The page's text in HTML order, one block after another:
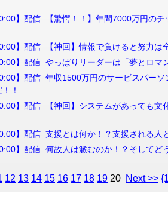
】配信 【驚愕！！】年間7000万円の
】配信 【神回】情報で負けると努力は
】配信 やっぱりリーダーは「夢とロマ
】配信 年収1500万円のサービスパー
！
】配信 【神回】システムがあっても
】配信 支援とは何か！？支援される人
】配信 何故人は澱むのか！？そしてど
12 13 14 15 16 17 18 19 20 Next >>